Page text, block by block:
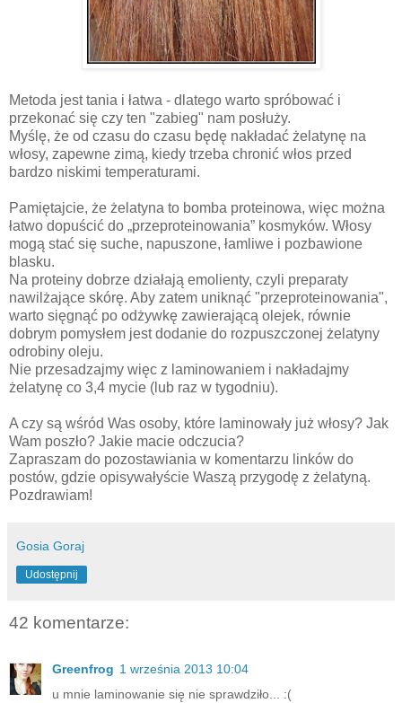
Metoda jest tania i łatwa - dlatego warto spróbować i
przekonać się czy ten "zabieg" nam posłuży.
Myślę, że od czasu do czasu będę nakładać żelatynę na
włosy, zapewne zimą, kiedy trzeba chronić włos przed
bardzo niskimi temperaturami.
Pamiętajcie, że żelatyna to bomba proteinowa, więc można
łatwo dopuścić do „przeproteinowania” kosmyków. Włosy
mogą stać się suche, napuszone, łamliwe i pozbawione
blasku.
Na proteiny dobrze działają emolienty, czyli preparaty
nawilżające skórę. Aby zatem uniknąć "przeproteinowania",
warto sięgnąć po odżywkę zawierającą olejek, równie
dobrym pomysłem jest dodanie do rozpuszczonej żelatyny
odrobiny oleju.
Nie przesadzajmy więc z laminowaniem i nakładajmy
żelatynę co 3,4 mycie (lub raz w tygodniu).
A czy są wśród Was osoby, które laminowały już włosy? Jak
Wam poszło? Jakie macie odczucia?
Zapraszam do pozostawiania w komentarzu linków do
postów, gdzie opisywałyście Waszą przygodę z żelatyną.
Pozdrawiam!
Gosia Goraj
Udostępnij
42 komentarze:
Greenfrog 1 września 2013 10:04
u mnie laminowanie się nie sprawdziło... :(